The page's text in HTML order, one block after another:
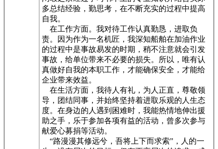
多总结经验，勤思考，在不断充实的过程中提高
自我。
在工作方面。我对待工作认真勤恳，进取负
责。因为作为一名机匠，我深知船舶在加油作业
的过程中是事故易发的时期，稍不注意就会引发
事故，给单位带来不必要的损失。所以，唯有认
真做好自我的本职工作，才能确保安全，才能给
企业带来效益。
在生活方面，我待人有礼，为人正直，尊敬领
导，团结同事，并始终坚持着进取乐观的人生态
度。在身边的人遇到困难时，我能热情地伸出援
助之手，乐于参加各项有益的活动，曾多次参与
献爱心募捐等活动。
“路漫漫其修远兮，吾将上下而求索”，人的一